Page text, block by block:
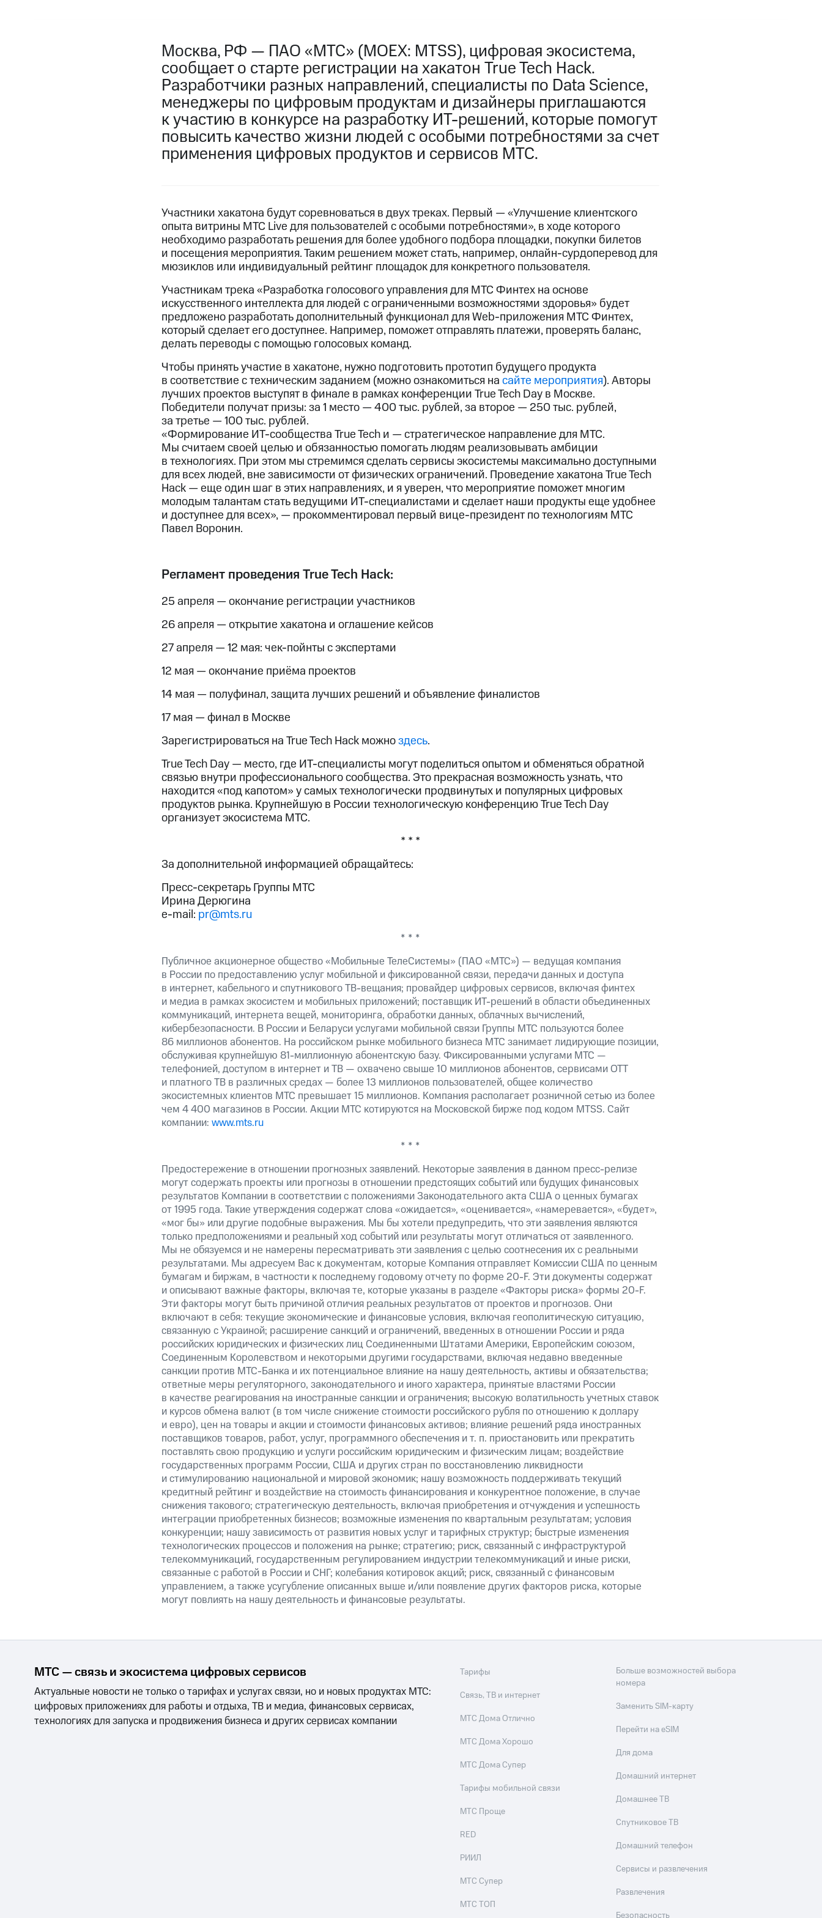
Москва, РФ — ПАО «МТС» (MOEX: MTSS), цифровая экосистема,
сообщает о старте регистрации на хакатон True Tech Hack.
Разработчики разных направлений, специалисты по Data Science,
менеджеры по цифровым продуктам и дизайнеры приглашаются
к участию в конкурсе на разработку ИТ-решений, которые помогут
повысить качество жизни людей с особыми потребностями за счет
применения цифровых продуктов и сервисов МТС.
Участники хакатона будут соревноваться в двух треках. Первый — «Улучшение клиентского
опыта витрины МТС Live для пользователей с особыми потребностями», в ходе которого
необходимо разработать решения для более удобного подбора площадки, покупки билетов
и посещения мероприятия. Таким решением может стать, например, онлайн-сурдоперевод для
мюзиклов или индивидуальный рейтинг площадок для конкретного пользователя.
Участникам трека «Разработка голосового управления для МТС Финтех на основе
искусственного интеллекта для людей с ограниченными возможностями здоровья» будет
предложено разработать дополнительный функционал для Web-приложения МТС Финтех,
который сделает его доступнее. Например, поможет отправлять платежи, проверять баланс,
делать переводы с помощью голосовых команд.
Чтобы принять участие в хакатоне, нужно подготовить прототип будущего продукта
в соответствие с техническим заданием (можно ознакомиться насайте мероприятия). Авторы
лучших проектов выступят в финале в рамках конференции True Tech Day в Москве.
Победители получат призы: за 1 место — 400 тыс. рублей, за второе — 250 тыс. рублей,
за третье — 100 тыс. рублей.
«Формирование ИТ-сообщества True Tech и — стратегическое направление для МТС.
Мы считаем своей целью и обязанностью помогать людям реализовывать амбиции
в технологиях. При этом мы стремимся сделать сервисы экосистемы максимально доступными
для всех людей, вне зависимости от физических ограничений. Проведение хакатона True Tech
Hack — еще один шаг в этих направлениях, и я уверен, что мероприятие поможет многим
молодым талантам стать ведущими ИТ-специалистами и сделает наши продукты еще удобнее
и доступнее для всех», — прокомментировал первый вице-президент по технологиям МТС
Павел Воронин.
Регламент проведения True Tech Hack:
25 апреля — окончание регистрации участников
26 апреля — открытие хакатона и оглашение кейсов
27 апреля — 12 мая: чек-пойнты с экспертами
12 мая — окончание приёма проектов
14 мая — полуфинал, защита лучших решений и объявление финалистов
17 мая — финал в Москве
Зарегистрироваться на True Tech Hack можноздесь.
True Tech Day — место, где ИТ-специалисты могут поделиться опытом и обменяться обратной
связью внутри профессионального сообщества. Это прекрасная возможность узнать, что
находится «под капотом» у самых технологически продвинутых и популярных цифровых
продуктов рынка. Крупнейшую в России технологическую конференцию True Tech Day
организует экосистема МТС.
* * *
За дополнительной информацией обращайтесь:
Пресс-секретарь Группы МТС
Ирина Дерюгина
e-mail: pr@mts.ru
* * *
Публичное акционерное общество «Мобильные ТелеСистемы» (ПАО «МТС») — ведущая компания
в России по предоставлению услуг мобильной и фиксированной связи, передачи данных и доступа
в интернет, кабельного и спутникового ТВ-вещания; провайдер цифровых сервисов, включая финтех
и медиа в рамках экосистем и мобильных приложений; поставщик ИТ-решений в области объединенных
коммуникаций, интернета вещей, мониторинга, обработки данных, облачных вычислений,
кибербезопасности. В России и Беларуси услугами мобильной связи Группы МТС пользуются более
86 миллионов абонентов. На российском рынке мобильного бизнеса МТС занимает лидирующие позиции,
обслуживая крупнейшую 81-миллионную абонентскую базу. Фиксированными услугами МТС —
телефонией, доступом в интернет и ТВ — охвачено свыше 10 миллионов абонентов, сервисами OTT
и платного ТВ в различных средах — более 13 миллионов пользователей, общее количество
экосистемных клиентов МТС превышает 15 миллионов. Компания располагает розничной сетью из более
чем 4 400 магазинов в России. Акции МТС котируются на Московской бирже под кодом MTSS. Сайт
компании: www.mts.ru
* * *
Предостережение в отношении прогнозных заявлений. Некоторые заявления в данном пресс-релизе
могут содержать проекты или прогнозы в отношении предстоящих событий или будущих финансовых
результатов Компании в соответствии с положениями Законодательного акта США о ценных бумагах
от 1995 года. Такие утверждения содержат слова «ожидается», «оценивается», «намеревается», «будет»,
«мог бы» или другие подобные выражения. Мы бы хотели предупредить, что эти заявления являются
только предположениями и реальный ход событий или результаты могут отличаться от заявленного.
Мы не обязуемся и не намерены пересматривать эти заявления с целью соотнесения их с реальными
результатами. Мы адресуем Вас к документам, которые Компания отправляет Комиссии США по ценным
бумагам и биржам, в частности к последнему годовому отчету по форме 20-F. Эти документы содержат
и описывают важные факторы, включая те, которые указаны в разделе «Факторы риска» формы 20-F.
Эти факторы могут быть причиной отличия реальных результатов от проектов и прогнозов. Они
включают в себя: текущие экономические и финансовые условия, включая геополитическую ситуацию,
связанную с Украиной; расширение санкций и ограничений, введенных в отношении России и ряда
российских юридических и физических лиц Соединенными Штатами Америки, Европейским союзом,
Соединенным Королевством и некоторыми другими государствами, включая недавно введенные
санкции против МТС-Банка и их потенциальное влияние на нашу деятельность, активы и обязательства;
ответные меры регуляторного, законодательного и иного характера, принятые властями России
в качестве реагирования на иностранные санкции и ограничения; высокую волатильность учетных ставок
и курсов обмена валют (в том числе снижение стоимости российского рубля по отношению к доллару
и евро), цен на товары и акции и стоимости финансовых активов; влияние решений ряда иностранных
поставщиков товаров, работ, услуг, программного обеспечения и т. п. приостановить или прекратить
поставлять свою продукцию и услуги российским юридическим и физическим лицам; воздействие
государственных программ России, США и других стран по восстановлению ликвидности
и стимулированию национальной и мировой экономик; нашу возможность поддерживать текущий
кредитный рейтинг и воздействие на стоимость финансирования и конкурентное положение, в случае
снижения такового; стратегическую деятельность, включая приобретения и отчуждения и успешность
интеграции приобретенных бизнесов; возможные изменения по квартальным результатам; условия
конкуренции; нашу зависимость от развития новых услуг и тарифных структур; быстрые изменения
технологических процессов и положения на рынке; стратегию; риск, связанный с инфраструктурой
телекоммуникаций, государственным регулированием индустрии телекоммуникаций и иные риски,
связанные с работой в России и СНГ; колебания котировок акций; риск, связанный с финансовым
управлением, а также усугубление описанных выше и/или появление других факторов риска, которые
могут повлиять на нашу деятельность и финансовые результаты.
МТС — связь и экосистема цифровых сервисов
Актуальные новости не только о тарифах и услугах связи, но и новых продуктах МТС:
цифровых приложениях для работы и отдыха, ТВ и медиа, финансовых сервисах,
технологиях для запуска и продвижения бизнеса и других сервисах компании
Тарифы
Связь, ТВ и интернет
МТС Дома Отлично
МТС Дома Хорошо
МТС Дома Супер
Тарифы мобильной связи
МТС Проще
RED
РИИЛ
МТС Супер
МТС ТОП
Больше возможностей выбора
номера
Заменить SIM-карту
Перейти на eSIM
Для дома
Домашний интернет
Домашнее ТВ
Спутниковое ТВ
Домашний телефон
Сервисы и развлечения
Развлечения